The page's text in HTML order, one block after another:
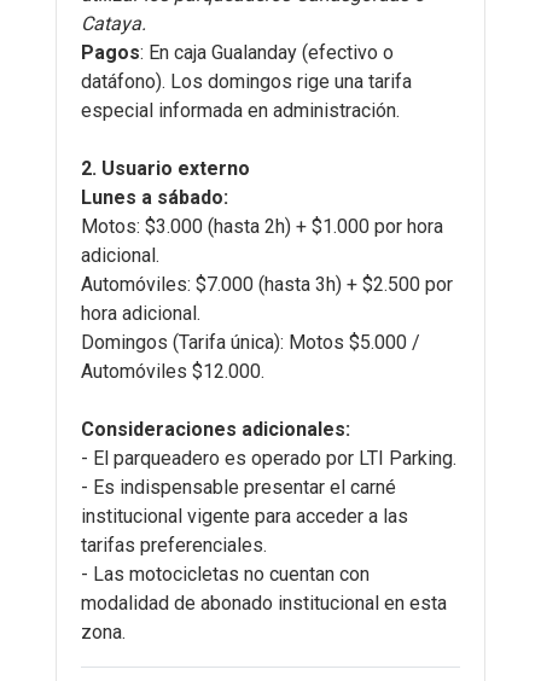
Cataya.
Pagos: En caja Gualanday (efectivo o
datáfono). Los domingos rige una tarifa
especial informada en administración.
2. Usuario externo
Lunes a sábado:
Motos: $3.000 (hasta 2h) + $1.000 por hora
adicional.
Automóviles: $7.000 (hasta 3h) + $2.500 por
hora adicional.
Domingos (Tarifa única): Motos $5.000 /
Automóviles $12.000.
Consideraciones adicionales:
- El parqueadero es operado por LTI Parking.
- Es indispensable presentar el carné
institucional vigente para acceder a las
tarifas preferenciales.
- Las motocicletas no cuentan con
modalidad de abonado institucional en esta
zona.